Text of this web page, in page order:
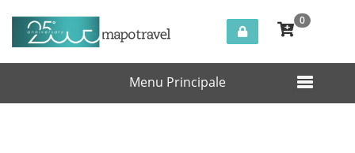
0
Menu Principale